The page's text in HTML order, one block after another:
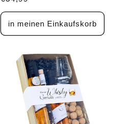
Preis
in meinen Einkaufskorb